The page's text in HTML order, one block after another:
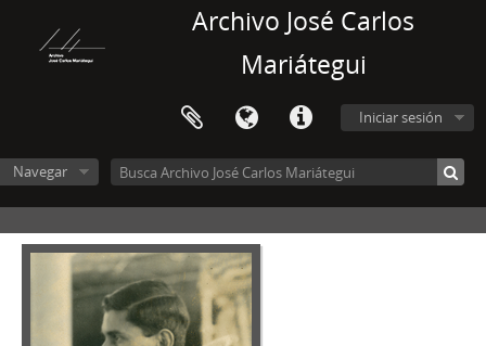
Archivo José Carlos
Mariátegui
Iniciar sesión
Navegar